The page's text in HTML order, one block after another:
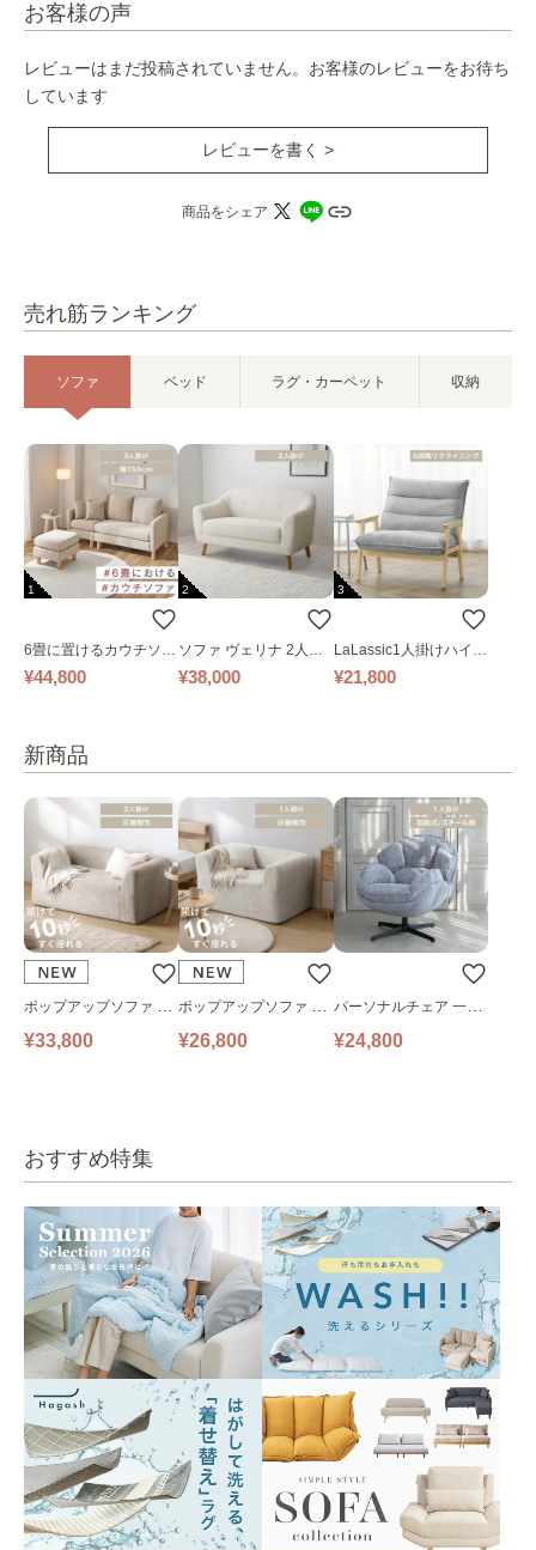
売れ筋ランキング
ソファ ベッド ラグ・カーペット 収納
1
6畳に置けるカウチソフ
ァ｜ベージュ
¥44,800
2
ソファ ヴェリナ 2人掛
け
¥38,000
3
LaLassic1人掛けハイバ
ックソファ ワイド
¥21,800
新商品
ポップアップソファ ソ
ファ フロアソファ 幅14
¥33,800
ポップアップソファ ソ
ファ フロアソファ 幅10
¥26,800
パーソナルチェア 一人
掛けソファ O’HANA ソ
¥24,800
おすすめ特集
お客様の声
レビューはまだ投稿されていません。お客様のレビューをお待ち
しています
レビューを書く >
商品をシェア